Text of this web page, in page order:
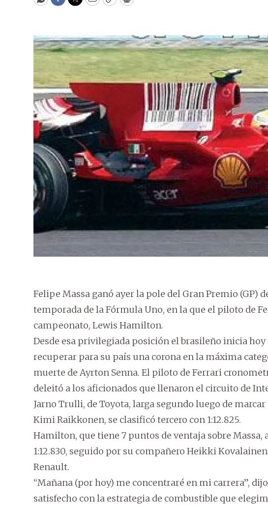
WhatsApp
Facebook
Twitter
EmailCopyPrint
Felipe Massa ganó ayer la pole del Gran Premio (GP)
temporada de la Fórmula Uno, en la que el piloto de
campeonato, Lewis Hamilton.
Desde esa privilegiada posición el brasileño inicia
recuperar para su país una corona en la máxima
muerte de Ayrton Senna. El piloto de Ferrari
deleitó a los aficionados que llenaron el circuito de
Jarno Trulli, de Toyota, larga segundo luego de marcar
Kimi Raikkonen, se clasificó tercero con 1:12.825.
Hamilton, que tiene 7 puntos de ventaja sobre
1:12.830, seguido por su compañero Heikki
Renault.
“Mañana (por hoy) me concentraré en mi carrera”,
satisfecho con la estrategia de combustible que